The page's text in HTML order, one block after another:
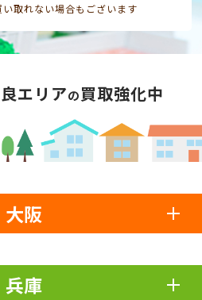
取れない場合もございます
エリアの買取強化中
大阪
兵庫